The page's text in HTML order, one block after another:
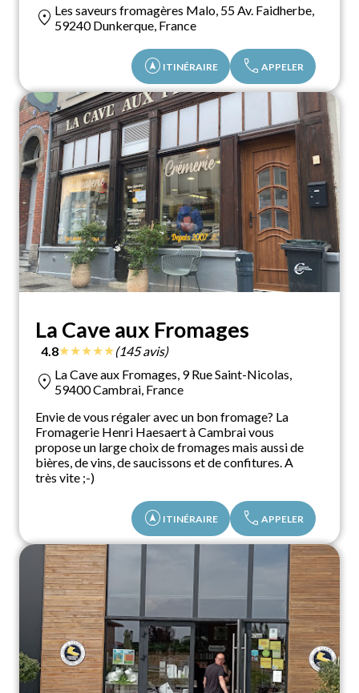
location_on Les saveurs fromagères Malo, 55 Av. Faidherbe,
59240 Dunkerque, France
assistant_navigation ITINÉRAIRE call APPELER
La Cave aux Fromages
4.8★★★★★(145 avis)
location_on La Cave aux Fromages, 9 Rue Saint-Nicolas,
59400 Cambrai, France
Envie de vous régaler avec un bon fromage? La
Fromagerie Henri Haesaert à Cambrai vous
propose un large choix de fromages mais aussi de
bières, de vins, de saucissons et de confitures. A
très vite ;-)
assistant_navigation ITINÉRAIRE call APPELER